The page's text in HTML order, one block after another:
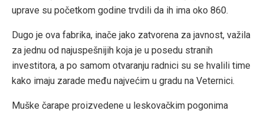
uprave su početkom godine trvdili da ih ima oko 860.
Dugo je ova fabrika, inače jako zatvorena za javnost, važila
za jednu od najuspešnijih koja je u posedu stranih
investitora, a po samom otvaranju radnici su se hvalili time
kako imaju zarade među najvećim u gradu na Veternici.
Muške čarape proizvedene u leskovačkim pogonima